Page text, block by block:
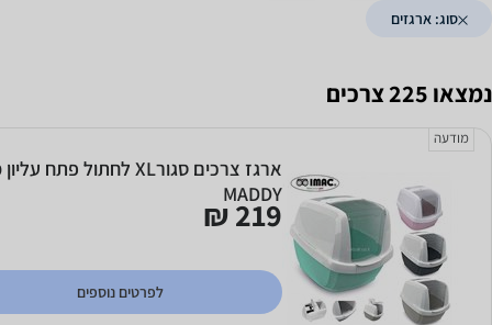
סוג: ארגזים
נמצאו 225 צרכים
מודעה
MADDY
219 ₪
לפרטים נוספים